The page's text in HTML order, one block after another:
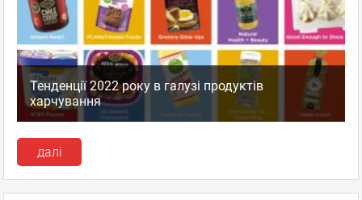
Тенденції 2022 року в галузі продуктів
харчування
далі